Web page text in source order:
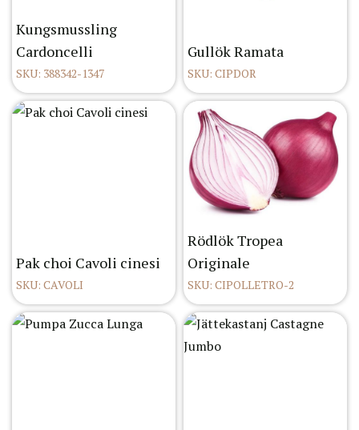
Kungsmussling
Cardoncelli
SKU: 388342-1347
Gullök Ramata
SKU: CIPDOR
Pak choi Cavoli cinesi
SKU: CAVOLI
Rödlök Tropea
Originale
SKU: CIPOLLETRO-2